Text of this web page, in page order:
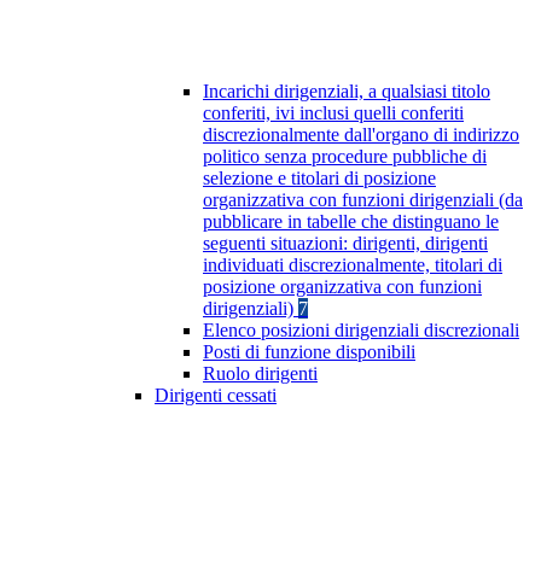
Incarichi dirigenziali, a qualsiasi titolo
conferiti, ivi inclusi quelli conferiti
discrezionalmente dall'organo di indirizzo
politico senza procedure pubbliche di
selezione e titolari di posizione
organizzativa con funzioni dirigenziali (da
pubblicare in tabelle che distinguano le
seguenti situazioni: dirigenti, dirigenti
individuati discrezionalmente, titolari di
posizione organizzativa con funzioni
dirigenziali) 7
Elenco posizioni dirigenziali discrezionali
Posti di funzione disponibili
Ruolo dirigenti
Dirigenti cessati